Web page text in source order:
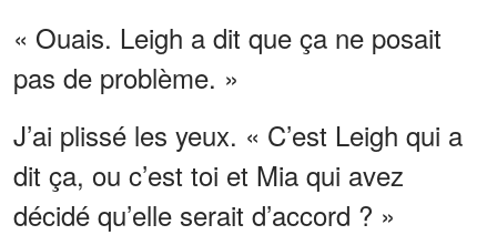
« Ouais. Leigh a dit que ça ne posait
pas de problème. »
J’ai plissé les yeux. « C’est Leigh qui a
dit ça, ou c’est toi et Mia qui avez
décidé qu’elle serait d’accord ? »